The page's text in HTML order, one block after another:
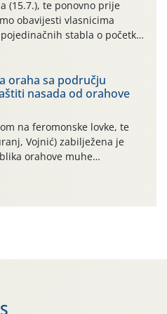
(15.7.), te ponovno prije
obavijesti vlasnicima
stabla o početku
suzbijanja
Već dvanaest dana
udar”, koji naročito
05.8.), jer najviše
[…]
oraha sa području
nasada od orahove
na feromonske lovke, te
Vojnić) zabilježena je
orahove muhe
brojnost može se objasniti
nasadima s vrlo malim